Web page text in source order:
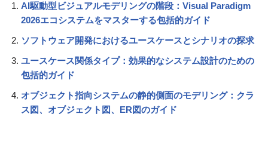
AI駆動型ビジュアルモデリングの階段：Visual Paradigm
2026エコシステムをマスターする包括的ガイド
ソフトウェア開発におけるユースケースとシナリオの探求
ユースケース関係タイプ：効果的なシステム設計のための
包括的ガイド
オブジェクト指向システムの静的側面のモデリング：クラ
ス図、オブジェクト図、ER図のガイド